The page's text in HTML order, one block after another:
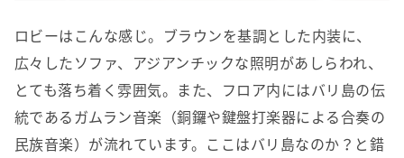
ロビーはこんな感じ。ブラウンを基調とした内装に、
広々したソファ、アジアンチックな照明があしらわれ、
とても落ち着く雰囲気。また、フロア内にはバリ島の伝
統であるガムラン音楽（銅鑼や鍵盤打楽器による合奏の
民族音楽）が流れています。ここはバリ島なのか？と錯